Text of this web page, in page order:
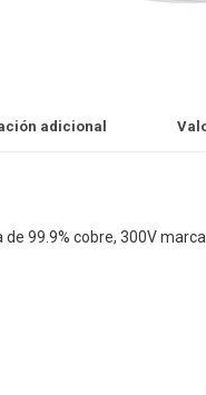
adicional
99.9% cobre, 300V marca